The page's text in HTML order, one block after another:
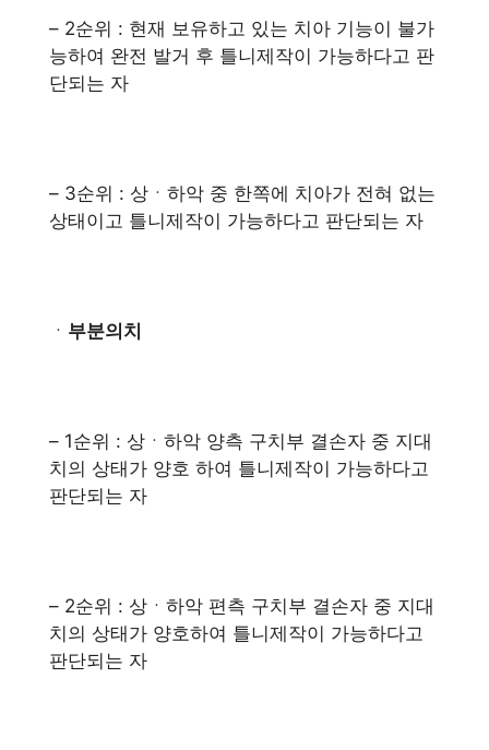
– 2순위 : 현재 보유하고 있는 치아 기능이 불가
능하여 완전 발거 후 틀니제작이 가능하다고 판
단되는 자
– 3순위 : 상ㆍ하악 중 한쪽에 치아가 전혀 없는
상태이고 틀니제작이 가능하다고 판단되는 자
ㆍ 부분의치
– 1순위 : 상ㆍ하악 양측 구치부 결손자 중 지대
치의 상태가 양호 하여 틀니제작이 가능하다고
판단되는 자
– 2순위 : 상ㆍ하악 편측 구치부 결손자 중 지대
치의 상태가 양호하여 틀니제작이 가능하다고
판단되는 자